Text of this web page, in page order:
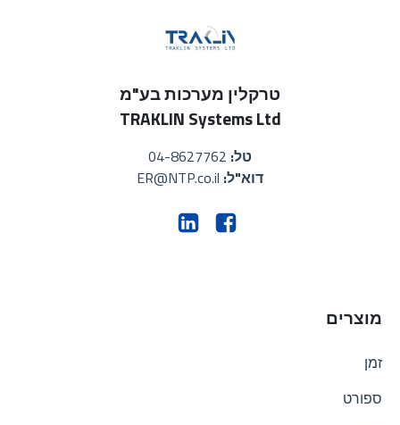
טרקלין מערכות בע"מ
TRAKLIN Systems Ltd
טל: 04-8627762
דוא"ל: ER@NTP.co.il
מוצרים
זמן
ספורט